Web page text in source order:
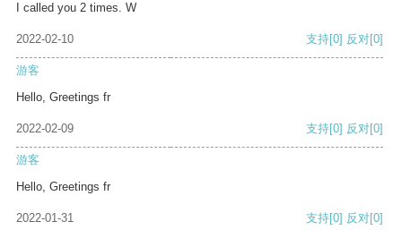
I called you 2 times. W
2022-02-10 支持[0] 反对[0]
游客
Hello, Greetings fr
2022-02-09 支持[0] 反对[0]
游客
Hello, Greetings fr
2022-01-31 支持[0] 反对[0]